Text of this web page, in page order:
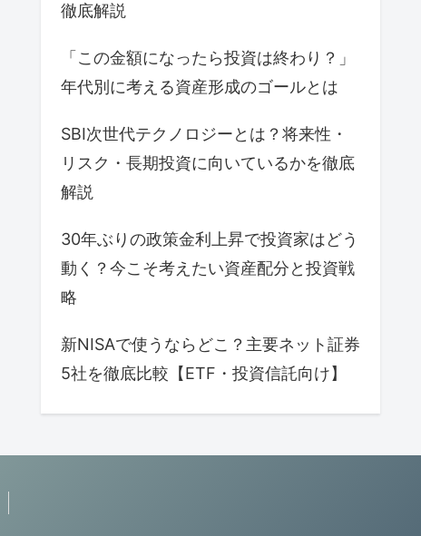
徹底解説
「この金額になったら投資は終わり？」
年代別に考える資産形成のゴールとは
SBI次世代テクノロジーとは？将来性・
リスク・長期投資に向いているかを徹底
解説
30年ぶりの政策金利上昇で投資家はどう
動く？今こそ考えたい資産配分と投資戦
略
新NISAで使うならどこ？主要ネット証券
5社を徹底比較【ETF・投資信託向け】